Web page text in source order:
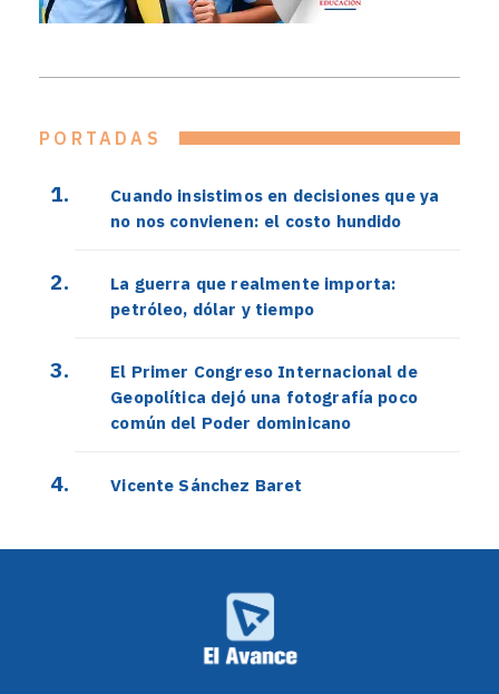
PORTADAS
Cuando insistimos en decisiones que ya
no nos convienen: el costo hundido
La guerra que realmente importa:
petróleo, dólar y tiempo
El Primer Congreso Internacional de
Geopolítica dejó una fotografía poco
común del Poder dominicano
Vicente Sánchez Baret